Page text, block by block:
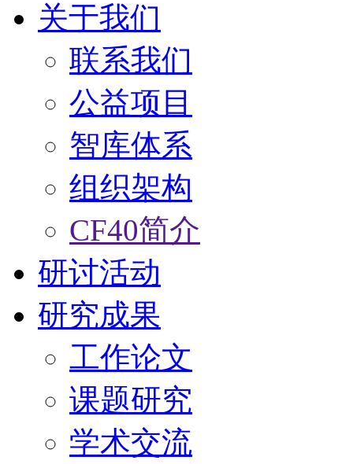
关于我们
联系我们
公益项目
智库体系
组织架构
CF40简介
研讨活动
研究成果
工作论文
课题研究
学术交流